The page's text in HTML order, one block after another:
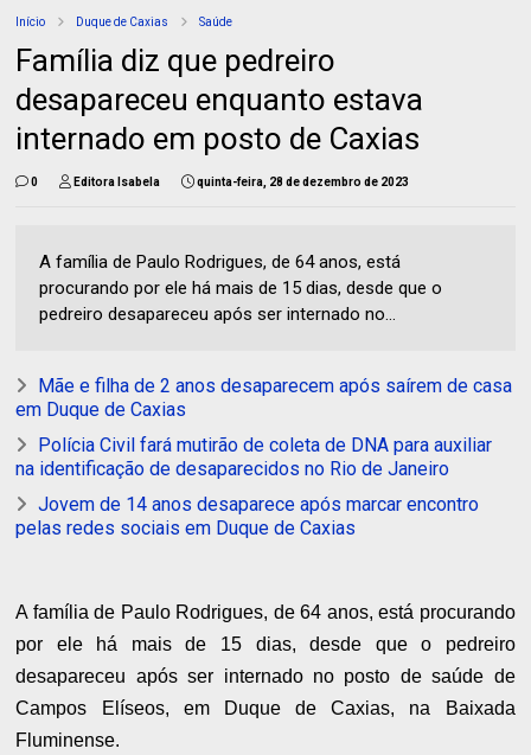
Início Duque de Caxias Saúde
Família diz que pedreiro
desapareceu enquanto estava
internado em posto de Caxias
0 Editora Isabela quinta-feira, 28 de dezembro de 2023
A família de Paulo Rodrigues, de 64 anos, está
procurando por ele há mais de 15 dias, desde que o
pedreiro desapareceu após ser internado no...
Mãe e filha de 2 anos desaparecem após saírem de casa
em Duque de Caxias
Polícia Civil fará mutirão de coleta de DNA para auxiliar
na identificação de desaparecidos no Rio de Janeiro
Jovem de 14 anos desaparece após marcar encontro
pelas redes sociais em Duque de Caxias
A família de Paulo Rodrigues, de 64 anos, está procurando
por ele há mais de 15 dias, desde que o pedreiro
desapareceu após ser internado no posto de saúde de
Campos Elíseos, em Duque de Caxias, na Baixada
Fluminense.